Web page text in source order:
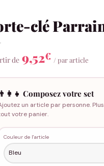
clé
de 9,52€ / par article
👨‍👩‍👧 Composez votre set
un article par personne.
votre panier.
Couleur de l'article